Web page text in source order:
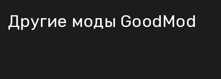
Другие моды GoodMod